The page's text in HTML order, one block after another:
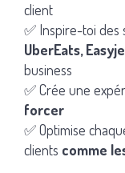
client
✅ Inspire-toi des
UberEats,
business
✅ Crée une
forcer
✅ Optimise
clients comme